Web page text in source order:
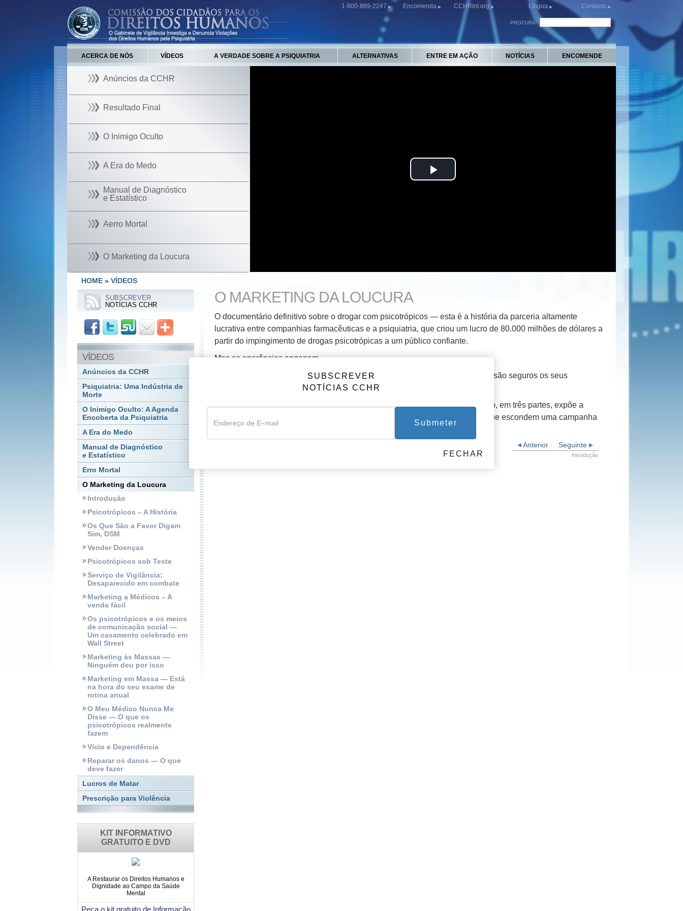
1-800-869-2247 Encomenda CCHRInt.org Língua Contacto
PROCURA
ACERCA DE NÓS VÍDEOS A VERDADE SOBRE A PSIQUIATRIA ALTERNATIVAS ENTRE EM AÇÃO NOTÍCIAS ENCOMENDE
Anúncios da CCHR
Resultado Final
O Inimigo Oculto
A Era do Medo
Manual de Diagnóstico
e Estatístico
Aerro Mortal
O Marketing da Loucura
Play
HOME » VÍDEOS
O MARKETING DA LOUCURA
O documentário definitivo sobre o drogar com psicotrópicos — esta é a história da parceria altamente
lucrativa entre companhias farmacêuticas e a psiquiatria, que criou um lucro de 80.000 milhões de dólares a
partir do impingimento de drogas psicotrópicas a um público confiante.
Mas as aparências enganam.
Até que ponto são válidos os diagnósticos dos psiquiatras — e até que ponto são seguros os seus
Investigando a fundo por detrás do verniz das corporações, este documentário, em três partes, expõe a
verdade por detrás dos esquemas atrativos do marketing e fraude científica que escondem uma campanha
de vendas perigosa e frequentemente mortífera.
Seguinte
Anterior
Introdução
SUBSCREVER
NOTÍCIAS CCHR
VÍDEOS
Anúncios da CCHR
Psiquiatria: Uma Indústria de
Morte
O Inimigo Oculto: A Agenda
Encoberta da Psiquiatria
A Era do Medo
Manual de Diagnóstico
e Estatístico
Erro Mortal
O Marketing da Loucura
Introdução
Psicotrópicos – A História
Os Que São a Favor Digam
Sim, DSM
Vender Doenças
Psicotrópicos sob Teste
Serviço de Vigilância:
Desaparecido em combate
Marketing a Médicos – A
venda fácil
Os psicotrópicos e os meios
de comunicação social —
Um casamento celebrado em
Wall Street
Marketing às Massas —
Ninguém deu por isso
Marketing em Massa — Está
na hora do seu exame de
rotina anual
O Meu Médico Nunca Me
Disse — O que os
psicotrópicos realmente
fazem
Vício e Dependência
Reparar os danos — O que
deve fazer
Lucros de Matar
Prescrição para Violência
KIT INFORMATIVO
GRATUITO E DVD
A Restaurar os Direitos Humanos e
Dignidade ao Campo da Saúde
Mental
Peça o kit gratuito de Informação
SUBSCREVER
NOTÍCIAS CCHR
Submeter
FECHAR